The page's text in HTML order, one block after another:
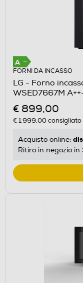
FORNI DA INCASSO
LG - Forno
€ 899,00
€ 1.999,00consigliato
Acquisto online:
Ritiro in negozio